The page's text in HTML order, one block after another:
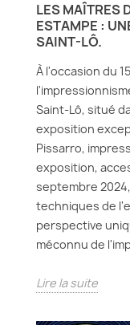
LES MAÎTRES
ESTAMPE :
SAINT-LÔ.
À l'occasion du
Saint-Lô, situé
exposition
Pissarro,
exposition,
septembre
techniques de
perspective
méconnu de
Lire la suite